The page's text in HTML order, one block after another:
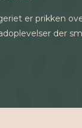
er prikken
der